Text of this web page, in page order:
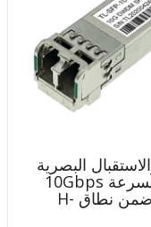
البصرية
‎DWDM SFP+‎ بسرعة ‎10Gbps‎
لمسافة ‎80km‎ ضمن نطاق ‎H-